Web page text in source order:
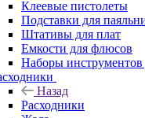
Клеевые пистолеты
Подставки для
Штативы для плат
Емкости для флюсов
Наборы инструментов
Назад
Расходники